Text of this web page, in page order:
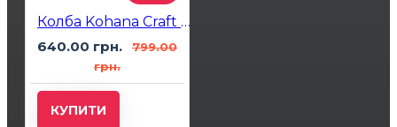
Колба Kohana Craft Crystal 3 Black
640.00 грн.
799.00
грн.
КУПИТИ